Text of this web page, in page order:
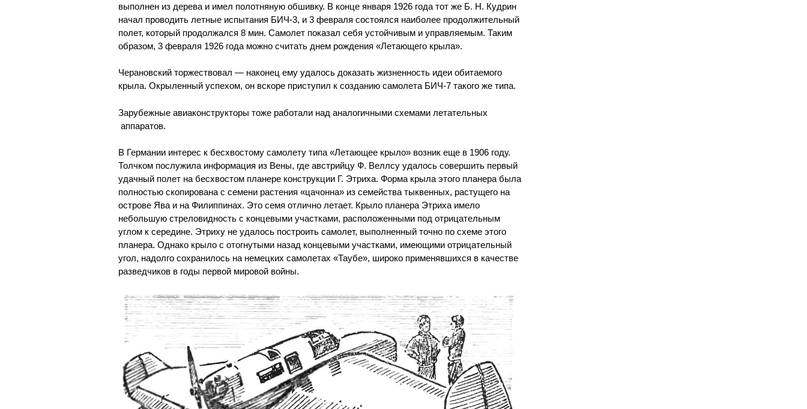
выполнен из дерева и имел полотняную обшивку. В конце января 1926 года тот же Б. Н. Кудрин
начал проводить летные испытания БИЧ-3, и 3 февраля состоялся наиболее продолжительный
полет, который продолжался 8 мин. Самолет показал себя устойчивым и управляемым. Таким
образом, 3 февраля 1926 года можно считать днем рождения «Летающего крыла».
Черановский торжествовал — наконец ему удалось доказать жизненность идеи обитаемого
крыла. Окрыленный успехом, он вскоре приступил к созданию самолета БИЧ-7 такого же типа.
Зарубежные авиаконструкторы тоже работали над аналогичными схемами летательных
аппаратов.
В Германии интерес к бесхвостому самолету типа «Летающее крыло» возник еще в 1906 году.
Толчком послужила информация из Вены, где австрийцу Ф. Веллсу удалось совершить первый
удачный полет на бесхвостом планере конструкции Г. Этриха. Форма крыла этого планера была
полностью скопирована с семени растения «цачонна» из семейства тыквенных, растущего на
острове Ява и на Филиппинах. Это семя отлично летает. Крыло планера Этриха имело
небольшую стреловидность с концевыми участками, расположенными под отрицательным
углом к середине. Этриху не удалось построить самолет, выполненный точно по схеме этого
планера. Однако крыло с отогнутыми назад концевыми участками, имеющими отрицательный
угол, надолго сохранилось на немецких самолетах «Таубе», широко применявшихся в качестве
разведчиков в годы первой мировой войны.